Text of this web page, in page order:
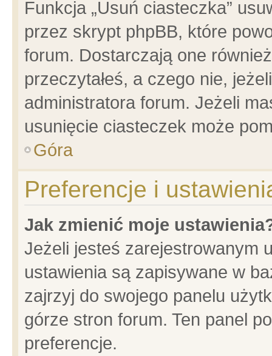
Funkcja „Usuń ciasteczka”
przez skrypt phpBB, które
forum. Dostarczają one
przeczytałeś, a czego nie,
administratora forum. Jeżeli
usunięcie ciasteczek może
Góra
Preferencje i
Jak zmienić moje
Jeżeli jesteś zarejestrowanym
ustawienia są zapisywane w
zajrzyj do swojego panelu
górze stron forum. Ten panel
preferencje.